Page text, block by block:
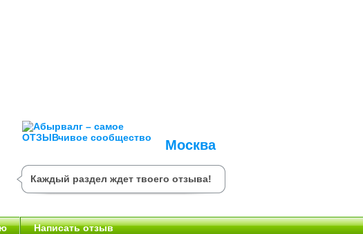
Москва
Каждый раздел ждет твоего отзыва!
Написать отзыв